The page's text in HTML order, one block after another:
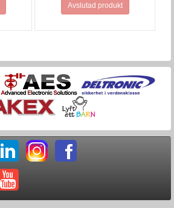
Avslutad produkt